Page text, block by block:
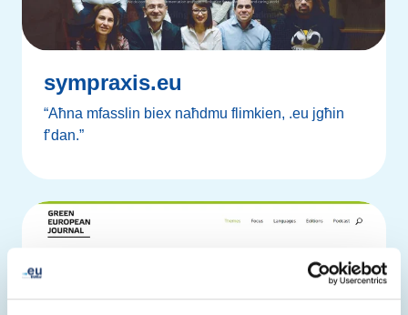
sympraxis.eu
“Aħna mfasslin biex naħdmu flimkien, .eu jgħin
f’dan.”